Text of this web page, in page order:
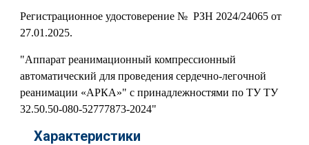
Регистрационное удостоверение № РЗН 2024/24065 от
27.01.2025.
"Аппарат реанимационный компрессионный
автоматический для проведения сердечно-легочной
реанимации «АРКА»" с принадлежностями по ТУ ТУ
32.50.50-080-52777873-2024"
Характеристики